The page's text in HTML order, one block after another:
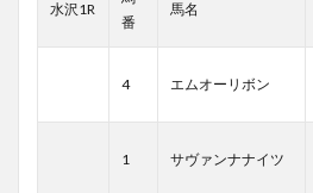
水沢1R
番
馬名
4 エムオーリボン
1 サヴァンナナイツ